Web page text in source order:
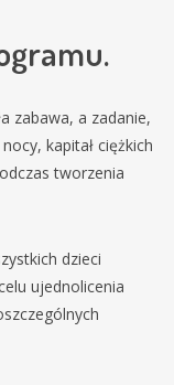
zabawa, a zadanie,
kapitał ciężkich
tworzenia
dzieci
ujednolicenia